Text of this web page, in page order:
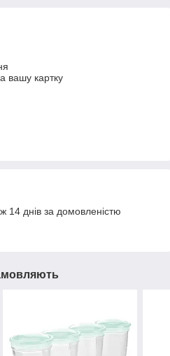
вашу картку
14 днів за домовленістю